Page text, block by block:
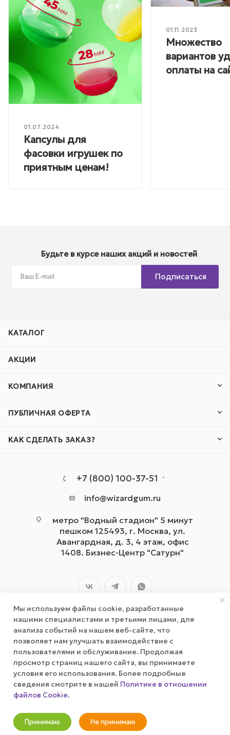
01.07.2024
Капсулы для
фасовки игрушек по
приятным ценам!
01.11.2023
Множество
вариантов
оплаты на
Будьте в курсе наших акций и новостей
Подписаться
КАТАЛОГ
АКЦИИ
КОМПАНИЯ
ПУБЛИЧНАЯ ОФЕРТА
КАК СДЕЛАТЬ ЗАКАЗ?
+7 (800) 100-37-51
info@wizardgum.ru
метро "Водный стадион" 5 минут
пешком 125493, г. Москва, ул.
Авангардная, д. 3, 4 этаж, офис
1408. Бизнес-Центр "Сатурн"
2026 © wizardgum.ru, 2021
Мы используем файлы cookie, разработанные
нашими специалистами и третьими лицами, для
анализа событий на нашем веб-сайте, что
позволяет нам улучшать взаимодействие с
пользователями и обслуживание. Продолжая
просмотр страниц нашего сайта, вы принимаете
условия его использования. Более подробные
сведения смотрите в нашей Политике в отношении
файлов Cookie.
Принимаю Не принимаю